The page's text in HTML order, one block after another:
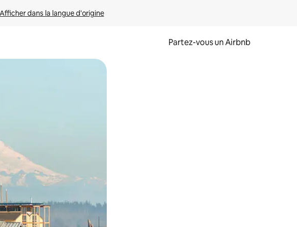
Afficher dans la langue d'origine
Partez-vous un Airbnb
appuyant dessus et en les faisant glisser.